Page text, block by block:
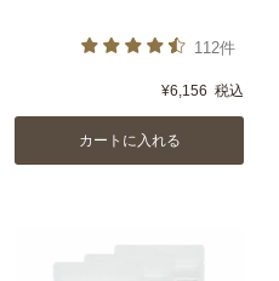
112件
¥6,156 税込
カートに入れる